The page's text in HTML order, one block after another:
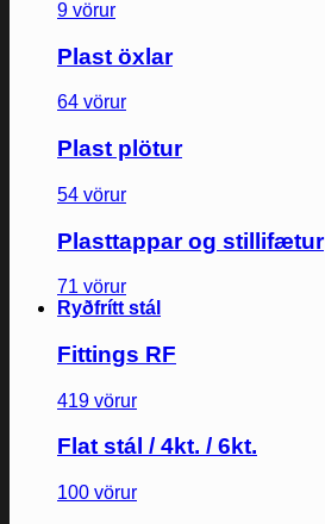
9 vörur
Plast öxlar
64 vörur
Plast plötur
54 vörur
Plasttappar og stillifætur
71 vörur
Ryðfrítt stál
Fittings RF
419 vörur
Flat stál / 4kt. / 6kt.
100 vörur